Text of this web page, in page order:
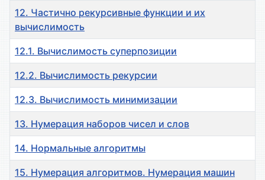
12. Частично рекурсивные функции и их
вычислимость
12.1. Вычислимость суперпозиции
12.2. Вычислимость рекурсии
12.3. Вычислимость минимизации
13. Нумерация наборов чисел и слов
14. Нормальные алгоритмы
15. Нумерация алгоритмов. Нумерация машин